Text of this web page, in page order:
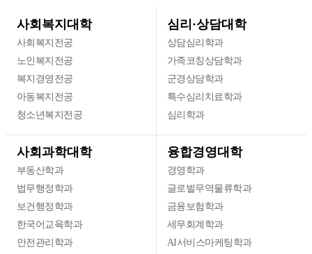
사회복지대학
사회복지전공
노인복지전공
복지경영전공
아동복지전공
청소년복지전공
심리·상담대학
상담심리학과
가족코칭상담학과
군경상담학과
특수심리치료학과
심리학과
사회과학대학
부동산학과
법무행정학과
보건행정학과
한국어교육학과
안전관리학과
융합경영대학
경영학과
글로벌무역물류학과
금융보험학과
세무회계학과
AI서비스마케팅학과